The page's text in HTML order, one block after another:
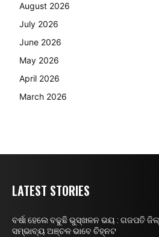
August 2026
July 2026
June 2026
May 2026
April 2026
March 2026
LATEST STORIES
ବର୍ଷା ହେଲେ ବଢୁଛି ଭୁସ୍ଖଳନ ଭୟ : ଗଜପତି
ସମ୍ଭାବ୍ୟ ଅଞ୍ଚଳ ଭାବେ ଚିହ୍ନଟ